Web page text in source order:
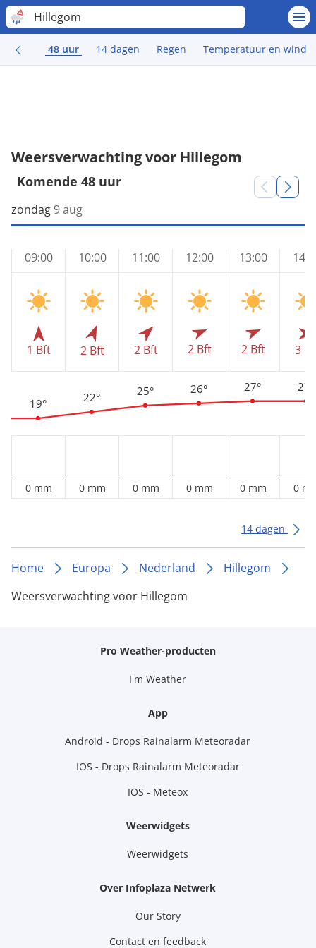
Hillegom
48 uur 14 dagen Regen Temperatuur en wind
Weersverwachting voor Hillegom
Komende 48 uur
zondag9 aug
09:00
1 Bft
19°
0 mm
10:00
2 Bft
22°
0 mm
11:00
2 Bft
25°
0 mm
12:00
2 Bft
26°
0 mm
13:00
2 Bft
27°
0 mm
3
27°
0
14 dagen
Home Europa Nederland
Hillegom
Weersverwachting voor Hillegom
Pro Weather-producten
I'm Weather
App
Android - Drops Rainalarm Meteoradar
IOS - Drops Rainalarm Meteoradar
IOS - Meteox
Weerwidgets
Weerwidgets
Over Infoplaza Netwerk
Our Story
Contact en feedback